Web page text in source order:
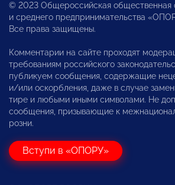
© 2023 Общероссийская общественная
и среднего предпринимательства
Все права защищены.
Комментарии на сайте проходят
требованиям российского
публикуем сообщения, содержащие
и/или оскорбления, даже в случае
тире и любыми иными символами. Не
сообщения, призывающие к
розни.
Вступи в «ОПОРУ»